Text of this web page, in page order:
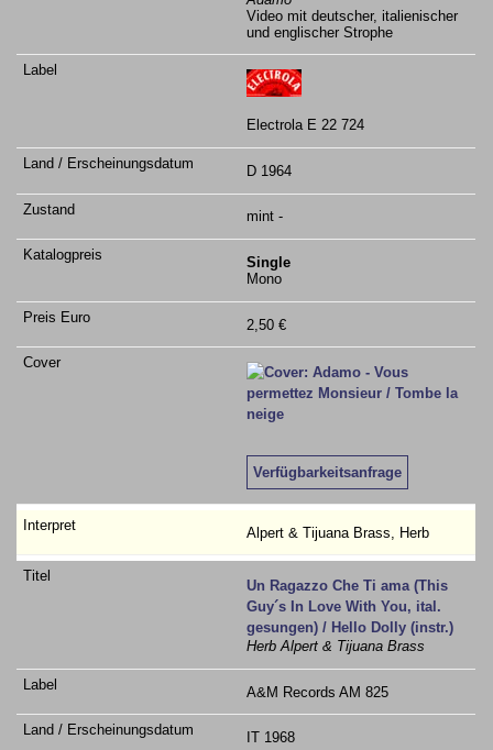
Video mit deutscher, italienischer
und englischer Strophe
Electrola E 22 724
D 1964
mint -
Single
Mono
2,50 €
Verfügbarkeitsanfrage
Alpert & Tijuana Brass, Herb
Un Ragazzo Che Ti ama (This
Guy´s In Love With You, ital.
gesungen) / Hello Dolly (instr.)
Herb Alpert & Tijuana Brass
A&M Records AM 825
IT 1968